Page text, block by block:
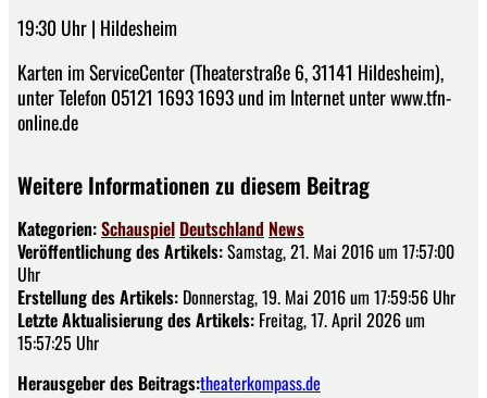
19:30 Uhr | Hildesheim
Karten im ServiceCenter (Theaterstraße 6, 31141 Hildesheim),
unter Telefon 05121 1693 1693 und im Internet unter www.tfn-
online.de
Weitere Informationen zu diesem Beitrag
Kategorien:Schauspiel Deutschland News
Veröffentlichung des Artikels:Samstag, 21. Mai 2016 um 17:57:00
Uhr
Erstellung des Artikels: Donnerstag, 19. Mai 2016 um 17:59:56 Uhr
Letzte Aktualisierung des Artikels: Freitag, 17. April 2026 um
15:57:25 Uhr
Herausgeber des Beitrags:theaterkompass.de